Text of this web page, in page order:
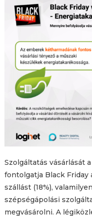
Szolgáltatás vásárlását
fontolgatja Black
szállást (18%),
szépségápolási
megvásárolni. A